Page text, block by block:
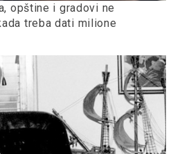
opštine i gradovi ne
treba dati milione